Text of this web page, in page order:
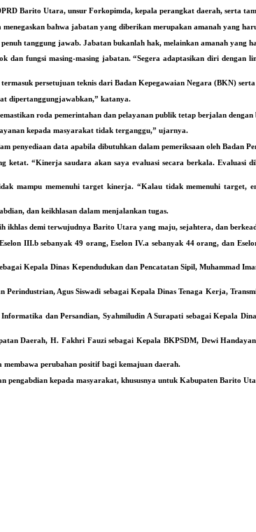
Barito Utara, unsur Forkopimda, kepala perangkat daerah, serta
bahwa jabatan yang diberikan merupakan amanah yang
tanggung jawab. Jabatan bukanlah hak, melainkan amanah
fungsi masing-masing jabatan. “Segera adaptasikan diri
persetujuan teknis dari Badan Kepegawaian Negara (BKN)
dipertanggungjawabkan,” katanya.
roda pemerintahan dan pelayanan publik tetap berjalan dengan
kepada masyarakat tidak terganggu,” ujarnya.
penyediaan data apabila dibutuhkan dalam pemeriksaan oleh Badan
“Kinerja saudara akan saya evaluasi secara berkala. Evaluasi
mampu memenuhi target kinerja. “Kalau tidak memenuhi
dan keikhlasan dalam menjalankan tugas.
ikhlas demi terwujudnya Barito Utara yang maju, sejahtera, dan
III.b sebanyak 49 orang, Eselon IV.a sebanyak 44 orang, dan
Kepala Dinas Kependudukan dan Pencatatan Sipil, Muhammad
Agus Siswadi sebagai Kepala Dinas Tenaga Kerja,
dan Persandian, Syahmiludin A Surapati sebagai Kepala
Daerah, H. Fakhri Fauzi sebagai Kepala BKPSDM, Dewi
perubahan positif bagi kemajuan daerah.
pengabdian kepada masyarakat, khususnya untuk Kabupaten Barito